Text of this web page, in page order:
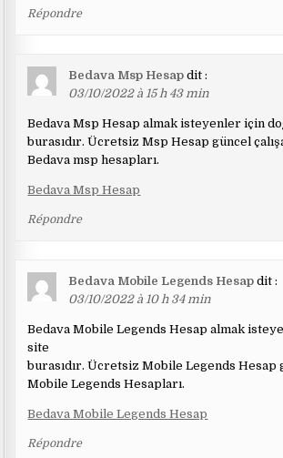
Répondre
Bedava Msp Hesap dit :
03/10/2022 à 15 h 43 min
Bedava Msp Hesap almak isteyenler için
burasıdır. Ücretsiz Msp Hesap güncel
Bedava msp hesapları.
Bedava Msp Hesap
Répondre
Bedava Mobile Legends Hesap dit :
03/10/2022 à 10 h 34 min
Bedava Mobile Legends Hesap almak
site
burasıdır. Ücretsiz Mobile Legends Hesap
Mobile Legends Hesapları.
Bedava Mobile Legends Hesap
Répondre